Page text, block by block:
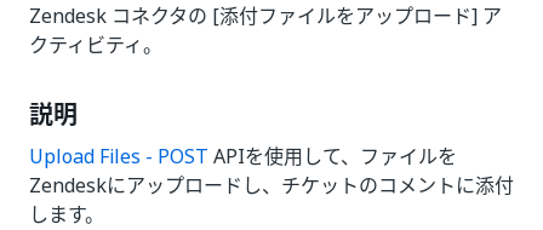
Zendesk コネクタの [添付ファイルをアップロード] ア
クティビティ。
説明
Upload Files - POST APIを使用して、ファイルを
Zendeskにアップロードし、チケットのコメントに添付
します。